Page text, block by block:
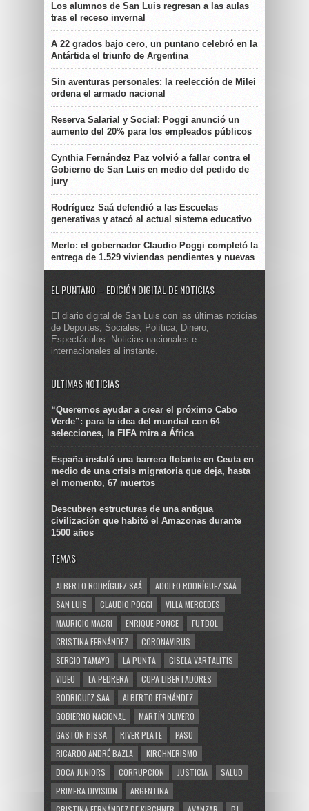
Los alumnos de San Luis regresan a las aulas
tras el receso invernal
A 22 grados bajo cero, un puntano celebró en la
Antártida el triunfo de Argentina
Sin aventuras personales: la reelección de Milei
ordena el armado nacional
Reserva Salarial y Social: Poggi anunció un
aumento del 20% para los empleados públicos
Cynthia Fernández Paz volvió a fallar contra el
Gobierno de San Luis en medio del pedido de
jury
Rodríguez Saá defendió a las Escuelas
generativas y atacó al actual sistema educativo
Merlo: el gobernador Claudio Poggi completó la
entrega de 1.529 viviendas pendientes y nuevas
EL PUNTANO – EDICIÓN DIGITAL DE NOTICIAS
El diario digital de San Luis con las últimas noticias
de Deportes, Sociales, Política, Dinero,
Espectáculos. Noticias nacionales e
internacionales al instante.
ULTIMAS NOTICIAS
“Queremos ayudar a crear el próximo Cabo
Verde”: para la idea del mundial con 64
selecciones, la FIFA mira a África
España instaló una barrera flotante en Ceuta en
medio de una crisis migratoria que deja, hasta
el momento, 67 muertos
Descubren estructuras de una antigua
civilización que habitó el Amazonas durante
1500 años
TEMAS
ALBERTO RODRÍGUEZ SAÁ
ADOLFO RODRÍGUEZ SAÁ
SAN LUIS
CLAUDIO POGGI
VILLA MERCEDES
MAURICIO MACRI
ENRIQUE PONCE
FUTBOL
CRISTINA FERNÁNDEZ
CORONAVIRUS
SERGIO TAMAYO
LA PUNTA
GISELA VARTALITIS
VIDEO
LA PEDRERA
COPA LIBERTADORES
RODRIGUEZ SAA
ALBERTO FERNÁNDEZ
GOBIERNO NACIONAL
MARTÍN OLIVERO
GASTÓN HISSA
RIVER PLATE
PASO
RICARDO ANDRÉ BAZLA
KIRCHNERISMO
BOCA JUNIORS
CORRUPCION JUSTICIA
SALUD
PRIMERA DIVISION
ARGENTINA